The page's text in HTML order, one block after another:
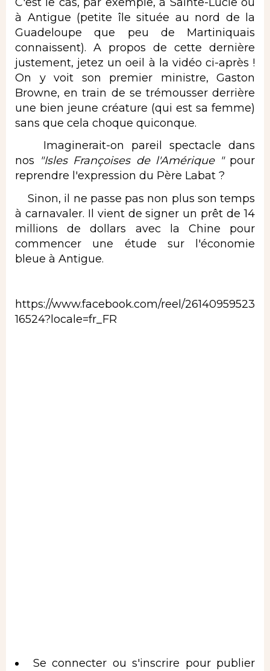
à Antigue (petite île située au nord de la
Guadeloupe que peu de Martiniquais
connaissent). A propos de cette dernière
justement, jetez un oeil à la vidéo ci-après !
On y voit son premier ministre, Gaston
Browne, en train de se trémousser derrière
une bien jeune créature (qui est sa femme)
sans que cela choque quiconque.
Imaginerait-on pareil spectacle dans
nos "Isles Françoises de l'Amérique "pour
reprendre l'expression du Père Labat ?
Sinon, il ne passe pas non plus son temps
à carnavaler. Il vient de signer un prêt de 14
millions de dollars avec la Chine pour
commencer une étude sur l'économie
bleue à Antigue.
https://www.facebook.com/reel/26140959523
16524?locale=fr_FR
Se connecter ou s'inscrire pour publier